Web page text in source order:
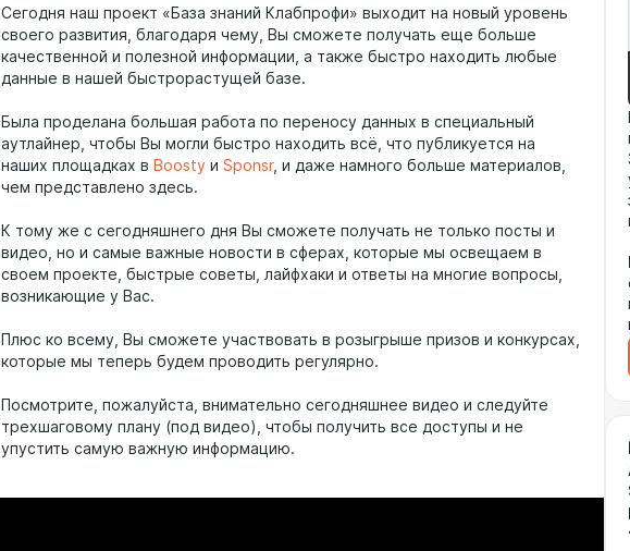
Сегодня наш проект «База знаний Клабпрофи» выходит на новый уровень
своего развития, благодаря чему, Вы сможете получать еще больше
качественной и полезной информации, а также быстро находить любые
данные в нашей быстрорастущей базе.
Была проделана большая работа по переносу данных в специальный
аутлайнер, чтобы Вы могли быстро находить всё, что публикуется на
наших площадках в Boosty и Sponsr, и даже намного больше материалов,
чем представлено здесь.
К тому же с сегодняшнего дня Вы сможете получать не только посты и
видео, но и самые важные новости в сферах, которые мы освещаем в
своем проекте, быстрые советы, лайфхаки и ответы на многие вопросы,
возникающие у Вас.
Плюс ко всему, Вы сможете участвовать в розыгрыше призов и конкурсах,
которые мы теперь будем проводить регулярно.
Посмотрите, пожалуйста, внимательно сегодняшнее видео и следуйте
трехшаговому плану (под видео), чтобы получить все доступы и не
упустить самую важную информацию.